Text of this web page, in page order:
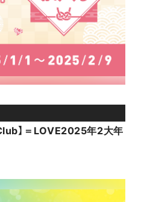
】＝LOVE2025年2大年